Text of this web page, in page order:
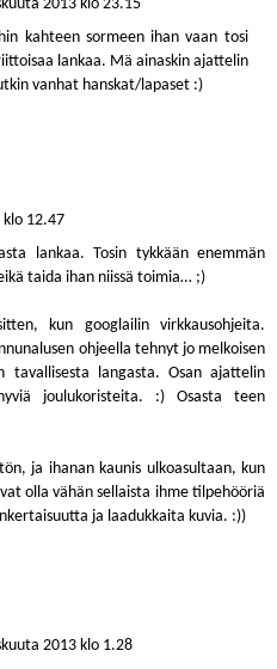
2013 klo 23.15
kahteen sormeen ihan vaan tosi
lankaa. Mä ainaskin ajattelin
vanhat hanskat/lapaset :)
12.47
lankaa. Tosin tykkään enemmän
taida ihan niissä toimia… ;)
kun googlailin virkkausohjeita.
ohjeella tehnyt jo melkoisen
tavallisesta langasta. Osan ajattelin
joulukoristeita. :) Osasta teen
ja ihanan kaunis ulkoasultaan, kun
olla vähän sellaista ihme tilpehööriä
ja laadukkaita kuvia. :))
2013 klo 1.28